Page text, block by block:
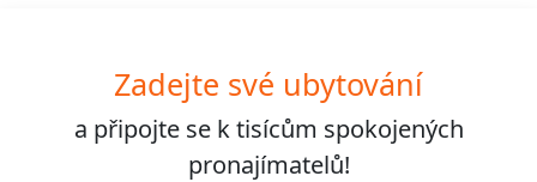
Zadejte své ubytování
a připojte se ktisícům spokojených
pronajímatelů!